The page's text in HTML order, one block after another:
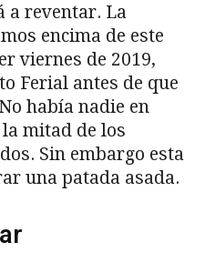
a reventar. La
encima de este
viernes de 2019,
Ferial antes de que
había nadie en
mitad de los
Sin embargo esta
una patada asada.